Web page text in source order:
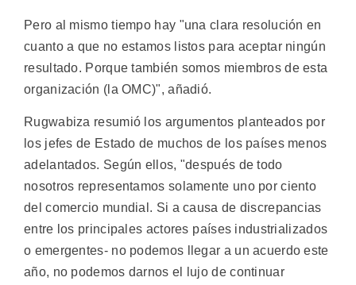
Pero al mismo tiempo hay "una clara resolución en
cuanto a que no estamos listos para aceptar ningún
resultado. Porque también somos miembros de esta
organización (la OMC)", añadió.
Rugwabiza resumió los argumentos planteados por
los jefes de Estado de muchos de los países menos
adelantados. Según ellos, "después de todo
nosotros representamos solamente uno por ciento
del comercio mundial. Si a causa de discrepancias
entre los principales actores países industrializados
o emergentes- no podemos llegar a un acuerdo este
año, no podemos darnos el lujo de continuar